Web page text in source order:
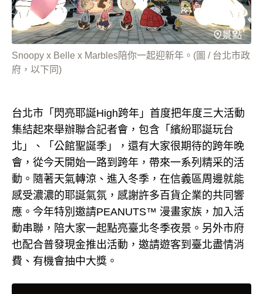
Snoopy x Belle x Marbles陪你一起迎新年。(圖 / 台北市政
府，以下同)
台北市「閃亮耶誕High跨年」首度把年度三大活動
集結起來舉辦聯合記者會，包含「繽紛耶誕玩台
北」、「公館聖誕季」，還有大家很期待的跨年晚
會，從今天開始一路到跨年，帶來一系列精采的活
動。隨著天氣轉涼、進入冬季，在信義區周邊就能
感受濃濃的耶誕氣氛，感謝許多百貨企業的共同響
應。今年特別邀請PEANUTS™ 漫畫家族，加入活
動串聯，陪大家一起點亮臺北冬季夜景。另外市府
也配合普發現金推出活動，邀請遊客到臺北盡情消
費、有機會抽中大獎。